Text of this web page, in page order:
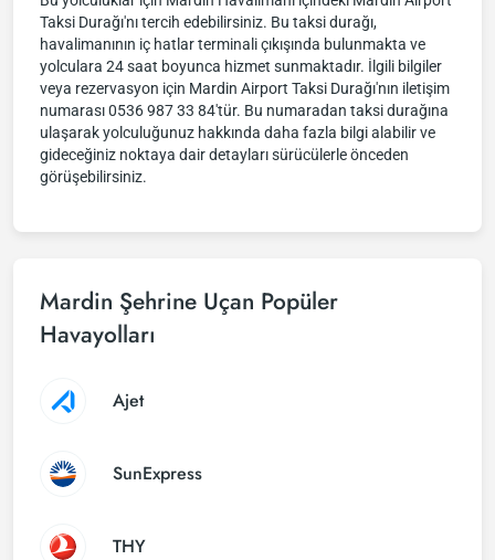
Taksi Durağı'nı tercih edebilirsiniz. Bu taksi durağı,
havalimanının iç hatlar terminali çıkışında bulunmakta ve
yolculara 24 saat boyunca hizmet sunmaktadır. İlgili bilgiler
veya rezervasyon için Mardin Airport Taksi Durağı'nın iletişim
numarası 0536 987 33 84'tür. Bu numaradan taksi durağına
ulaşarak yolculuğunuz hakkında daha fazla bilgi alabilir ve
gideceğiniz noktaya dair detayları sürücülerle önceden
görüşebilirsiniz.
Mardin Şehrine Uçan Popüler
Havayolları
Ajet
SunExpress
THY